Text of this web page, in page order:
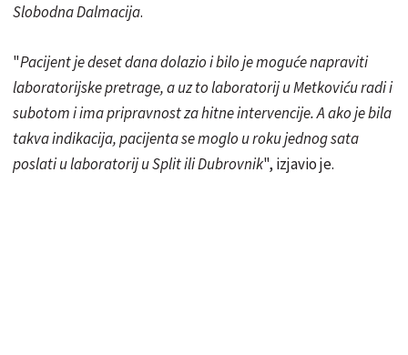
Slobodna Dalmacija.
"Pacijent je deset dana dolazio i bilo je moguće napraviti
laboratorijske pretrage, a uz to laboratorij u Metkoviću radi i
subotom i ima pripravnost za hitne intervencije. A ako je bila
takva indikacija, pacijenta se moglo u roku jednog sata
poslati u laboratorij u Split ili Dubrovnik", izjavio je.